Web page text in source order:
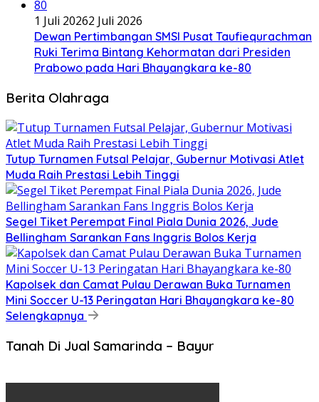
1 Juli 20262 Juli 2026
Dewan Pertimbangan SMSI Pusat Taufiequrachman
Ruki Terima Bintang Kehormatan dari Presiden
Prabowo pada Hari Bhayangkara ke-80
Berita Olahraga
Tutup Turnamen Futsal Pelajar, Gubernur Motivasi Atlet
Muda Raih Prestasi Lebih Tinggi
Segel Tiket Perempat Final Piala Dunia 2026, Jude
Bellingham Sarankan Fans Inggris Bolos Kerja
Kapolsek dan Camat Pulau Derawan Buka Turnamen
Mini Soccer U-13 Peringatan Hari Bhayangkara ke-80
Selengkapnya
Tanah Di Jual Samarinda – Bayur